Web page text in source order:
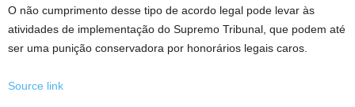
O não cumprimento desse tipo de acordo legal pode levar às
atividades de implementação do Supremo Tribunal, que podem até
ser uma punição conservadora por honorários legais caros.
Source link